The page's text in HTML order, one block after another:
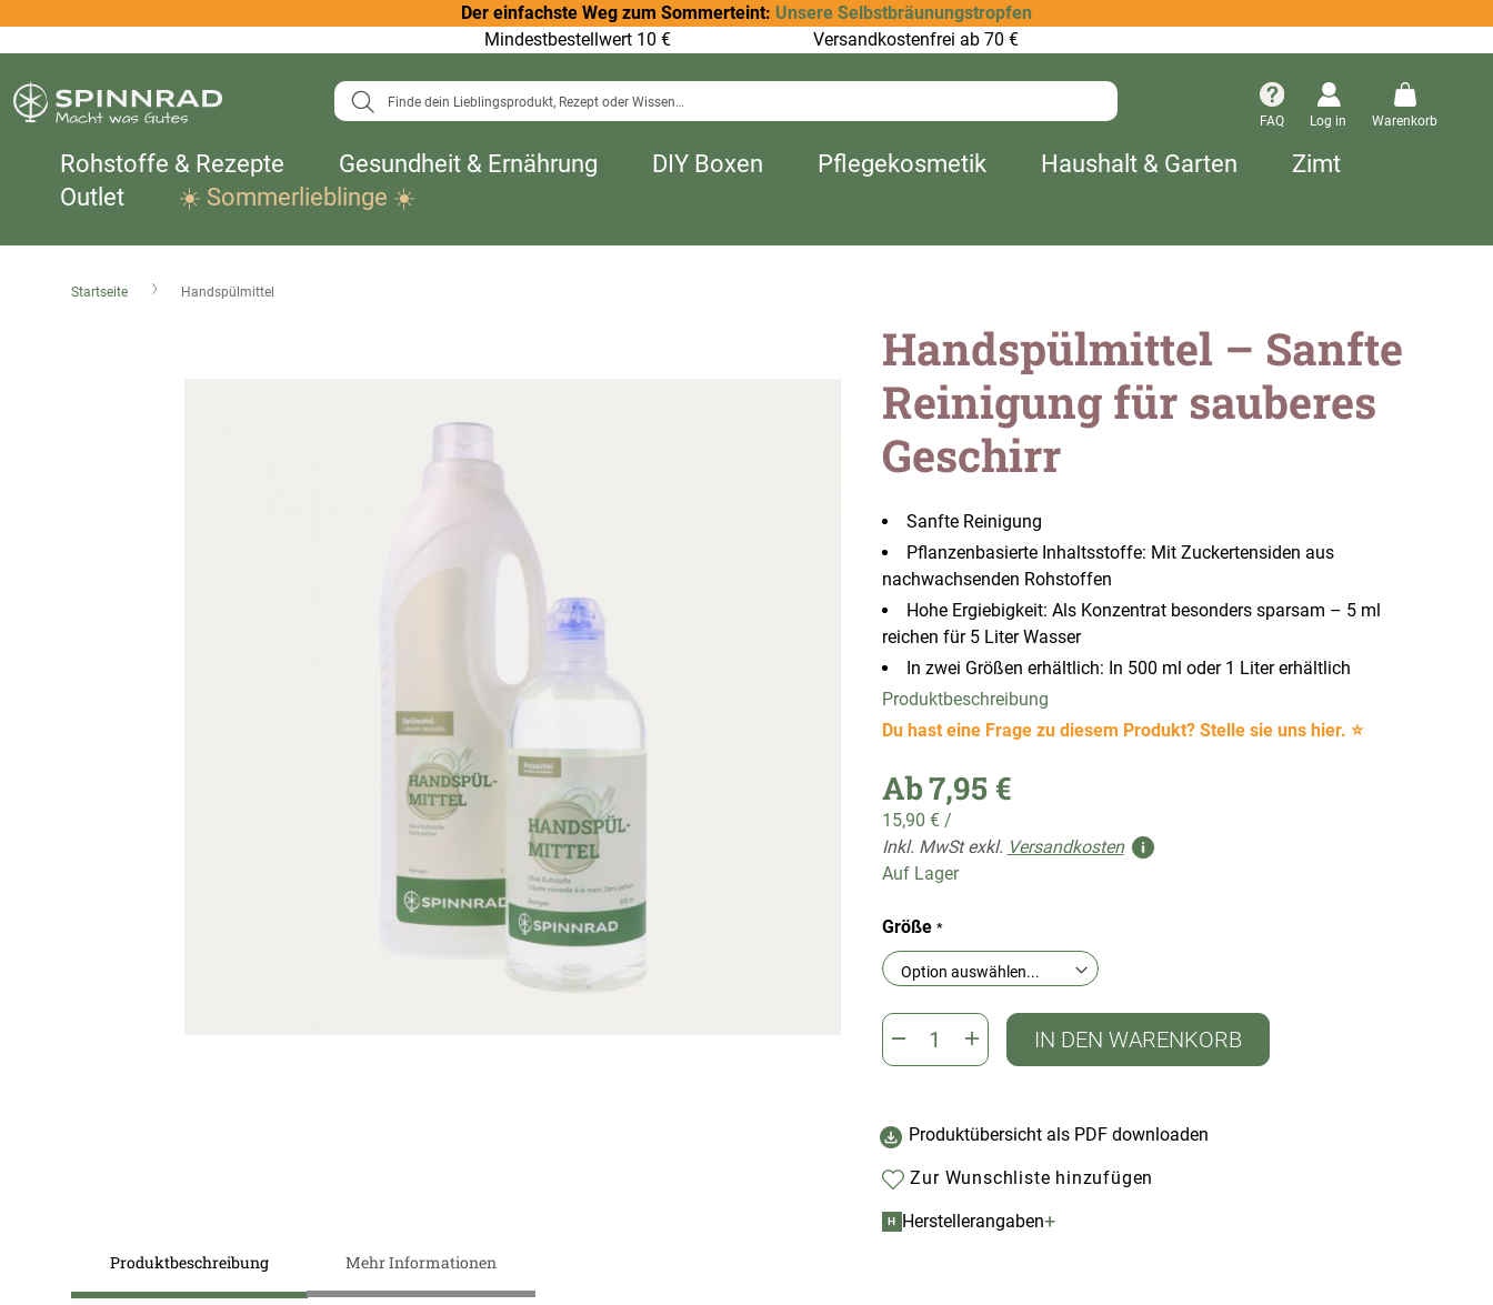
Der einfachste Weg zum Sommerteint: Unsere Selbstbräunungstropfen
Mindestbestellwert 10 €
Versandkostenfrei ab 70 €
Suche FAQ Log in Warenkorb
Rohstoffe & Rezepte Gesundheit & Ernährung DIY Boxen Pflegekosmetik Haushalt & Garten
Zimt
Outlet
☀️ Sommerlieblinge ☀️
Startseite Handspülmittel
Handspülmittel – Sanfte
Reinigung für sauberes
Geschirr
Sanfte Reinigung
Pflanzenbasierte Inhaltsstoffe: Mit Zuckertensiden aus
nachwachsenden Rohstoffen
Hohe Ergiebigkeit: Als Konzentrat besonders sparsam – 5 ml
reichen für 5 Liter Wasser
In zwei Größen erhältlich: In 500 ml oder 1 Liter erhältlich
Produktbeschreibung
Du hast eine Frage zu diesem Produkt? Stelle sie uns hier. ⭐
Ab7,95 €
15,90 € /
Inkl. MwSt exkl. Versandkosten
Auf Lager
Größe
IN DEN WARENKORB
Produktübersicht als PDF downloaden
Zur Wunschliste hinzufügen
H Herstellerangaben+
Produktbeschreibung Mehr Informationen